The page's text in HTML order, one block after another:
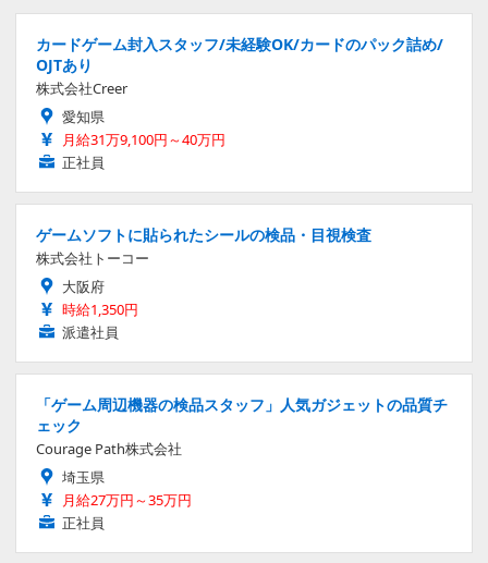
カードゲーム封入スタッフ/未経験OK/カードのパック詰め/
OJTあり
株式会社Creer
愛知県
月給31万9,100円～40万円
正社員
ゲームソフトに貼られたシールの検品・目視検査
株式会社トーコー
大阪府
時給1,350円
派遣社員
「ゲーム周辺機器の検品スタッフ」人気ガジェットの品質チ
ェック
Courage Path株式会社
埼玉県
月給27万円～35万円
正社員